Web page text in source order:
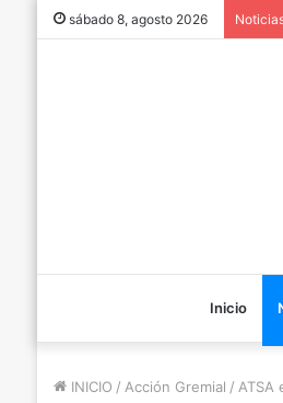
sábado 8, agosto 2026
Inicio
INICIO / Acción Gremial / ATSA